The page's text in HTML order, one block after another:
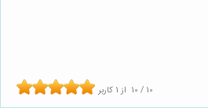
10 / 10 از1 کاربر